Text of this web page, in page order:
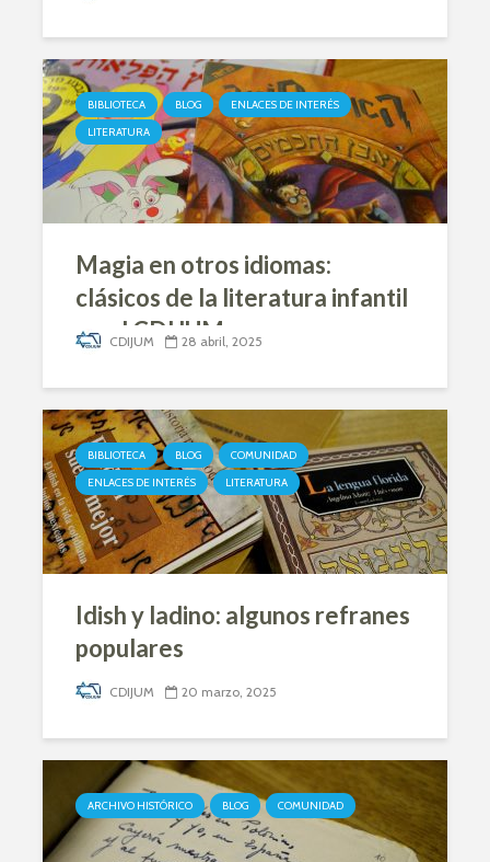
BIBLIOTECA BLOG
ENLACES DE INTERÉS
LITERATURA
Magia en otros idiomas:
clásicos de la literatura infantil
en el CDIJUM
CDIJUM 28 abril, 2025
BIBLIOTECA BLOG
COMUNIDAD
ENLACES DE INTERÉS
LITERATURA
Idish y ladino: algunos refranes
populares
CDIJUM 20 marzo, 2025
ARCHIVO HISTÓRICO BLOG COMUNIDAD